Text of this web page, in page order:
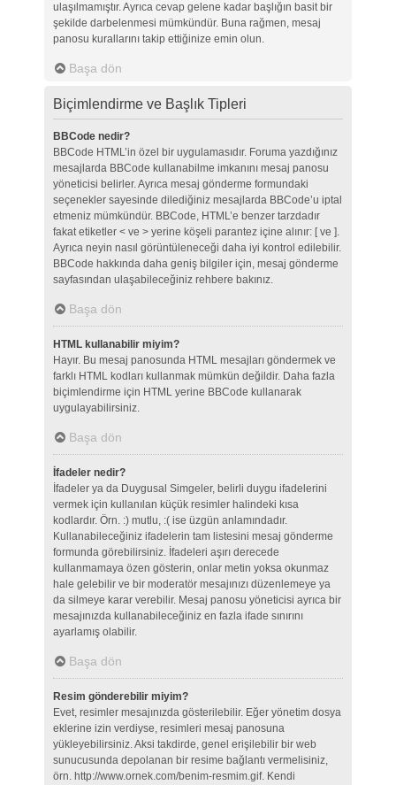
ulaşılmamıştır. Ayrıca cevap gelene kadar başlığın basit bir
şekilde darbelenmesi mümkündür. Buna rağmen, mesaj
panosu kurallarını takip ettiğinize emin olun.
Başa dön
Biçimlendirme ve Başlık Tipleri
BBCode nedir?
BBCode HTML’in özel bir uygulamasıdır. Foruma yazdığınız
mesajlarda BBCode kullanabilme imkanını mesaj panosu
yöneticisi belirler. Ayrıca mesaj gönderme formundaki
seçenekler sayesinde dilediğiniz mesajlarda BBCode’u iptal
etmeniz mümkündür. BBCode, HTML’e benzer tarzdadır
fakat etiketler < ve > yerine köşeli parantez içine alınır: [ ve ].
Ayrıca neyin nasıl görüntüleneceği daha iyi kontrol edilebilir.
BBCode hakkında daha geniş bilgiler için, mesaj gönderme
sayfasından ulaşabileceğiniz rehbere bakınız.
Başa dön
HTML kullanabilir miyim?
Hayır. Bu mesaj panosunda HTML mesajları göndermek ve
farklı HTML kodları kullanmak mümkün değildir. Daha fazla
biçimlendirme için HTML yerine BBCode kullanarak
uygulayabilirsiniz.
Başa dön
İfadeler nedir?
İfadeler ya da Duygusal Simgeler, belirli duygu ifadelerini
vermek için kullanılan küçük resimler halindeki kısa
kodlardır. Örn. :) mutlu, :( ise üzgün anlamındadır.
Kullanabileceğiniz ifadelerin tam listesini mesaj gönderme
formunda görebilirsiniz. İfadeleri aşırı derecede
kullanmamaya özen gösterin, onlar metin yoksa okunmaz
hale gelebilir ve bir moderatör mesajınızı düzenlemeye ya
da silmeye karar verebilir. Mesaj panosu yöneticisi ayrıca bir
mesajınızda kullanabileceğiniz en fazla ifade sınırını
ayarlamış olabilir.
Başa dön
Resim gönderebilir miyim?
Evet, resimler mesajınızda gösterilebilir. Eğer yönetim dosya
eklerine izin verdiyse, resimleri mesaj panosuna
yükleyebilirsiniz. Aksi takdirde, genel erişilebilir bir web
sunucusunda depolanan bir resime bağlantı vermelisiniz,
örn. http://www.ornek.com/benim-resmim.gif. Kendi